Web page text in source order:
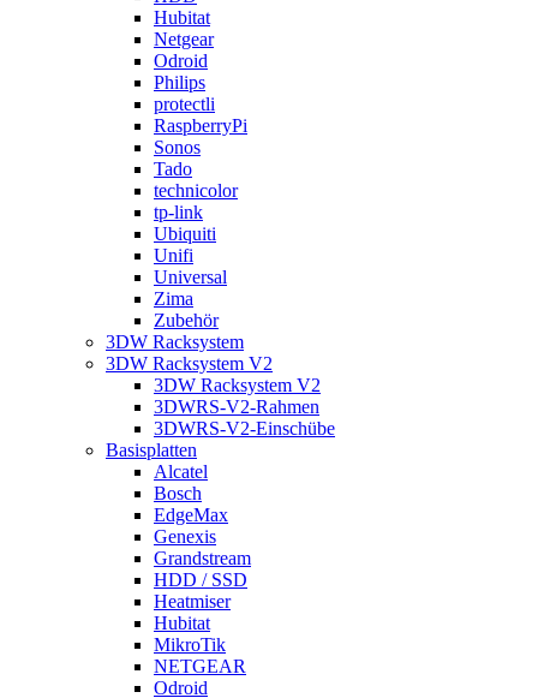
Hubitat
Netgear
Odroid
Philips
protectli
RaspberryPi
Sonos
Tado
technicolor
tp-link
Ubiquiti
Unifi
Universal
Zima
Zubehör
3DW Racksystem
3DW Racksystem V2
3DW Racksystem V2
3DWRS-V2-Rahmen
3DWRS-V2-Einschübe
Basisplatten
Alcatel
Bosch
EdgeMax
Genexis
Grandstream
HDD / SSD
Heatmiser
Hubitat
MikroTik
NETGEAR
Odroid